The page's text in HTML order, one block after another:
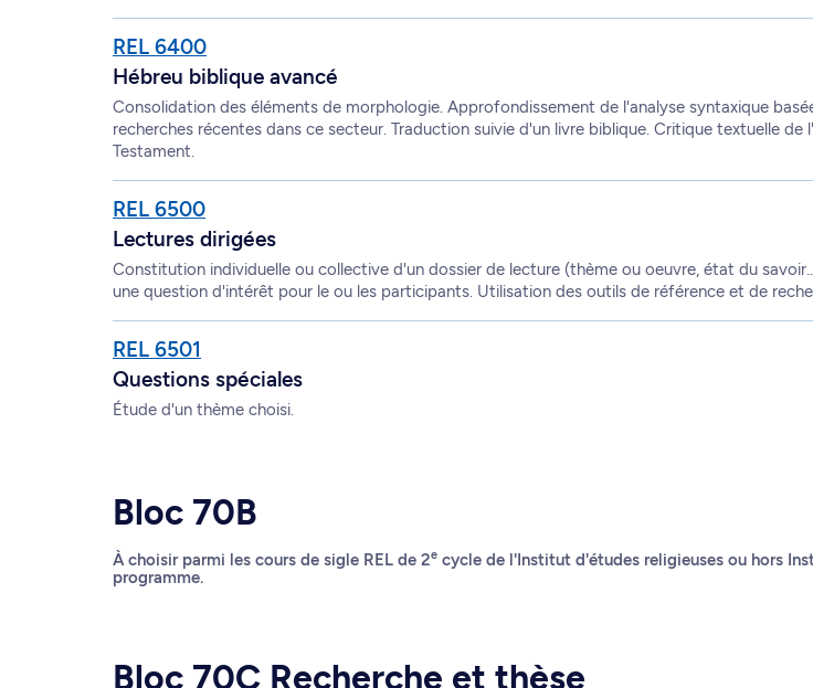
REL 6400
Hébreu biblique avancé
Consolidation des éléments de morphologie. Approfondissement de l'analyse syntaxique
recherches récentes dans ce secteur. Traduction suivie d'un livre biblique. Critique textuelle de
Testament.
REL 6500
Lectures dirigées
Constitution individuelle ou collective d'un dossier de lecture (thème ou oeuvre, état du
une question d'intérêt pour le ou les participants. Utilisation des outils de référence et de
REL 6501
Questions spéciales
Étude d'un thème choisi.
Bloc 70B
À choisir parmi les cours de sigle REL de 2e cycle de l'Institut d'études religieuses ou hors
programme.
Bloc 70C Recherche et thèse